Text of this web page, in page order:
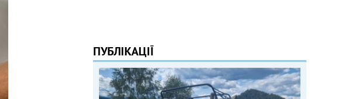
ПУБЛІКАЦІЇ